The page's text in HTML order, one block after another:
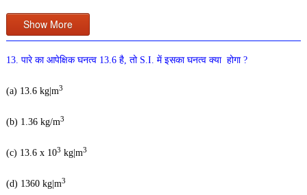
Show More
13. पारे का आपेक्षिक घनत्व 13.6 है, तो S.I. में इसका घनत्व क्या होगा ?
(a) 13.6 kg|m3
(b) 1.36 kg/m3
(c) 13.6 x 103 kg|m3
(d) 1360 kg|m3